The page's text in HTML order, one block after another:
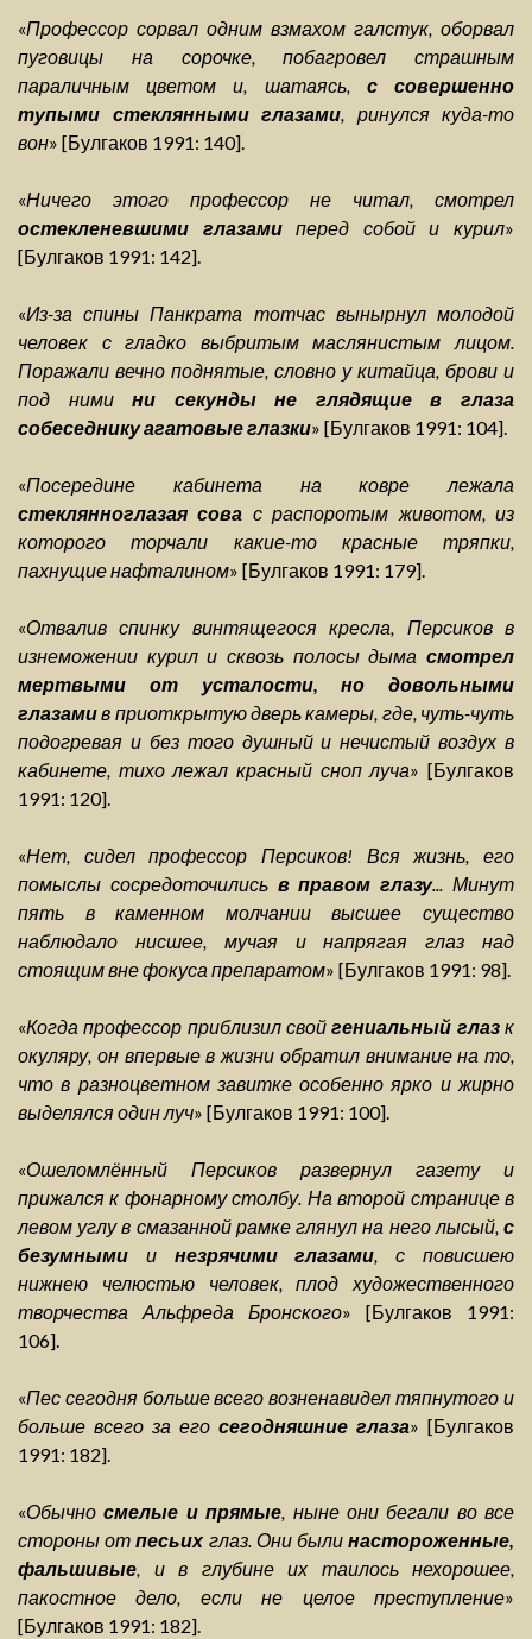
«Профессор сорвал одним взмахом галстук, оборвал
пуговицы на сорочке, побагровел страшным
параличным цветом и, шатаясь, с совершенно
тупыми стеклянными глазами, ринулся куда-то
вон» [Булгаков 1991: 140].
«Ничего этого профессор не читал, смотрел
остекленевшими глазамиперед собой и курил»
[Булгаков 1991: 142].
«Из-за спины Панкрата тотчас вынырнул молодой
человек с гладко выбритым маслянистым лицом.
Поражали вечно поднятые, словно у китайца, брови и
под нимини секунды не глядящие в глаза
собеседнику агатовые глазки» [Булгаков 1991: 104].
«Посередине кабинета на ковре лежала
стеклянноглазая сова с распоротым животом, из
которого торчали какие-то красные тряпки,
пахнущие нафталином» [Булгаков 1991: 179].
«Отвалив спинку винтящегося кресла, Персиков в
изнеможении курил и сквозь полосы дыма смотрел
мертвыми от усталости, но довольными
глазамив приоткрытую дверь камеры, где, чуть-чуть
подогревая и без того душный и нечистый воздух в
кабинете, тихо лежал красный сноп луча» [Булгаков
1991: 120].
«Нет, сидел профессор Персиков! Вся жизнь, его
помыслы сосредоточились в правом глазу... Минут
пять в каменном молчании высшее существо
наблюдало нисшее, мучая и напрягая глаз над
стоящим вне фокуса препаратом» [Булгаков 1991: 98].
«Когда профессор приблизил свойгениальный глазк
окуляру, он впервые в жизни обратил внимание на то,
что в разноцветном завитке особенно ярко и жирно
выделялся один луч» [Булгаков 1991: 100].
«Ошеломлённый Персиков развернул газету и
прижался к фонарному столбу. На второй странице в
левом углу в смазанной рамке глянул на него лысый, с
безумными и незрячими глазами, с повисшею
нижнею челюстью человек, плод художественного
творчества Альфреда Бронского» [Булгаков 1991:
106].
«Пес сегодня больше всего возненавидел тяпнутого и
больше всего за его сегодняшние глаза» [Булгаков
1991: 182].
«Обычносмелые и прямые, ныне они бегали во все
стороны отпесьихглаз. Они былинастороженные,
фальшивые, и в глубине их таилось нехорошее,
пакостное дело, если не целое преступление»
[Булгаков 1991: 182].